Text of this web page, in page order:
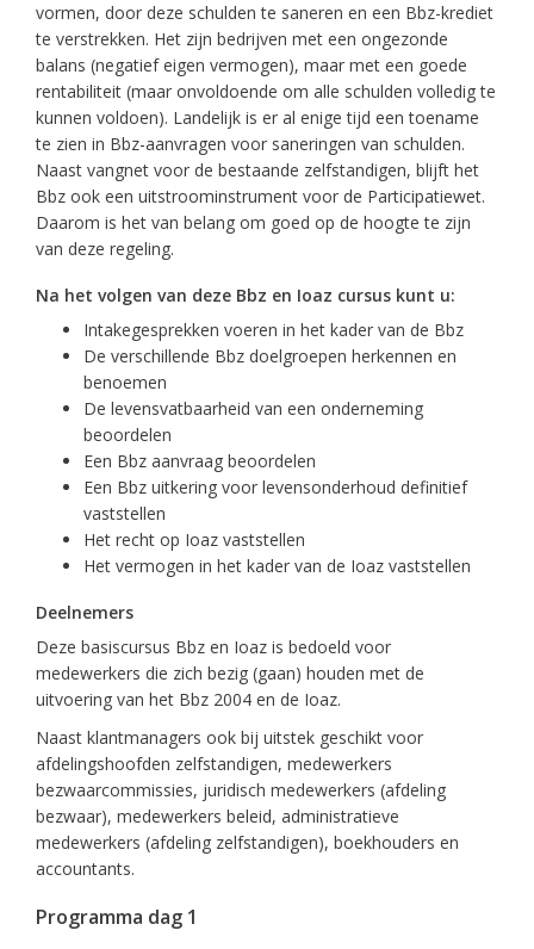
vormen, door deze schulden te saneren en een Bbz-krediet
te verstrekken. Het zijn bedrijven met een ongezonde
balans (negatief eigen vermogen), maar met een goede
rentabiliteit (maar onvoldoende om alle schulden volledig te
kunnen voldoen). Landelijk is er al enige tijd een toename
te zien in Bbz-aanvragen voor saneringen van schulden.
Naast vangnet voor de bestaande zelfstandigen, blijft het
Bbz ook een uitstroominstrument voor de Participatiewet.
Daarom is het van belang om goed op de hoogte te zijn
van deze regeling.
Na het volgen van deze Bbz en Ioaz cursus kunt u:
Intakegesprekken voeren in het kader van de Bbz
De verschillende Bbz doelgroepen herkennen en
benoemen
De levensvatbaarheid van een onderneming
beoordelen
Een Bbz aanvraag beoordelen
Een Bbz uitkering voor levensonderhoud definitief
vaststellen
Het recht op Ioaz vaststellen
Het vermogen in het kader van de Ioaz vaststellen
Deelnemers
Deze basiscursus Bbz en Ioaz is bedoeld voor
medewerkers die zich bezig (gaan) houden met de
uitvoering van het Bbz 2004 en de Ioaz.
Naast klantmanagers ook bij uitstek geschikt voor
afdelingshoofden zelfstandigen, medewerkers
bezwaarcommissies, juridisch medewerkers (afdeling
bezwaar), medewerkers beleid, administratieve
medewerkers (afdeling zelfstandigen), boekhouders en
accountants.
Programma dag 1